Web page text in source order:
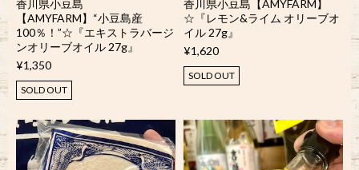
香川県小豆島
【AMYFARM】“小豆島産
100％！”☆『エキストラバージ
ンオリーブオイル 27g』
¥1,350
SOLD OUT
香川県小豆島【AMYFARM】
☆『レモン&ライム オリーブオ
イル 27g』
¥1,620
SOLD OUT